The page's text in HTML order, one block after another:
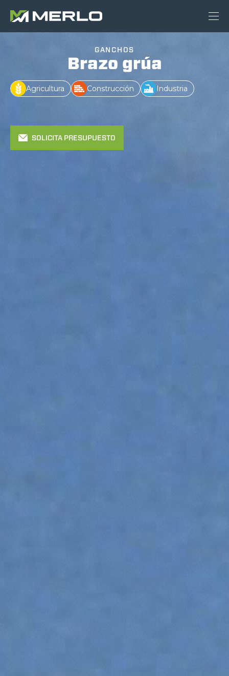
GANCHOS
Brazo grúa
Agricultura Construcción Industria
SOLICITA PRESUPUESTO